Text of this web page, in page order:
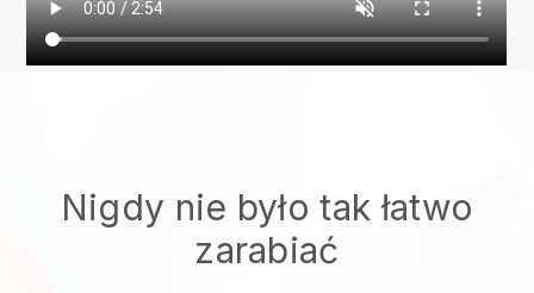
Nigdy nie było tak łatwo
zarabiać